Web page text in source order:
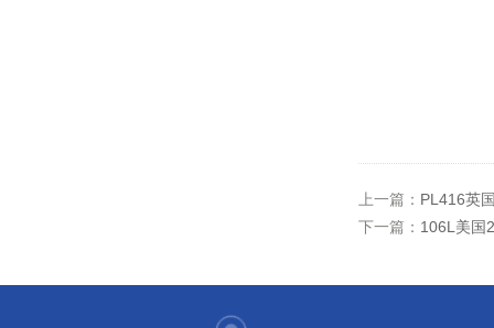
上一篇： PL416英
下一篇： 106L美国